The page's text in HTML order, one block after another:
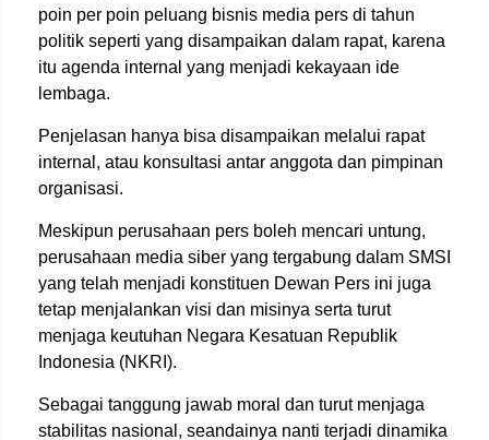
poin per poin peluang bisnis media pers di tahun
politik seperti yang disampaikan dalam rapat, karena
itu agenda internal yang menjadi kekayaan ide
lembaga.
Penjelasan hanya bisa disampaikan melalui rapat
internal, atau konsultasi antar anggota dan pimpinan
organisasi.
Meskipun perusahaan pers boleh mencari untung,
perusahaan media siber yang tergabung dalam SMSI
yang telah menjadi konstituen Dewan Pers ini juga
tetap menjalankan visi dan misinya serta turut
menjaga keutuhan Negara Kesatuan Republik
Indonesia (NKRI).
Sebagai tanggung jawab moral dan turut menjaga
stabilitas nasional, seandainya nanti terjadi dinamika